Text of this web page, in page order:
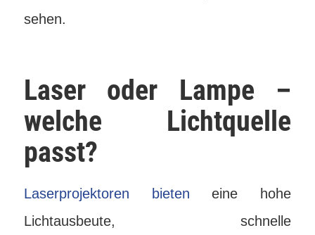
sehen.
Laser oder Lampe –
welche Lichtquelle
passt?
Laserprojektoren bieten eine hohe
Lichtausbeute, schnelle